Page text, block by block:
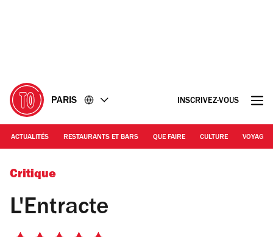
PARIS INSCRIVEZ-VOUS
ACTUALITÉS RESTAURANTS ET BARS QUE FAIRE CULTURE VOYAGE
©Emmanuel Chirache | L'Entr'acte
Critique
L'Entracte